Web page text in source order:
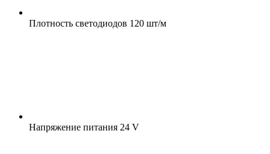
Плотность светодиодов 120 шт/м
Напряжение питания 24 V